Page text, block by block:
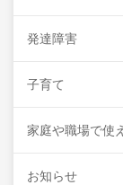
発達障害
子育て
家庭や職場で使
お知らせ